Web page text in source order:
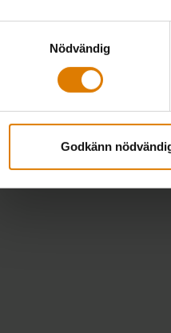
Nödvändig
Godkänn